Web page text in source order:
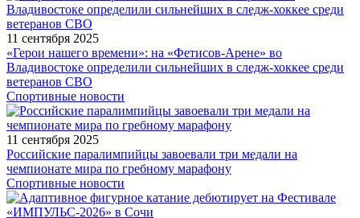
11 сентября 2025
«Герои нашего времени»: на «Фетисов-Арене» во
Владивостоке определили сильнейших в следж-хоккее среди
ветеранов СВО
Спортивные новости
11 сентября 2025
Российские паралимпийцы завоевали три медали на
чемпионате мира по гребному марафону
Спортивные новости